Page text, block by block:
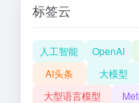
标签云
人工智能 OpenAI
AI头条
大模型
大型语言模型